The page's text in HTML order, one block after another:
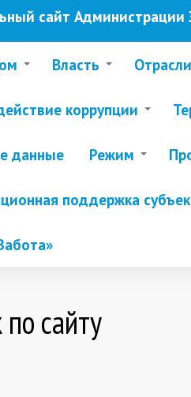
сайт Администрации
Власть Отрасли
коррупции
данные Режим
поддержка
сайту